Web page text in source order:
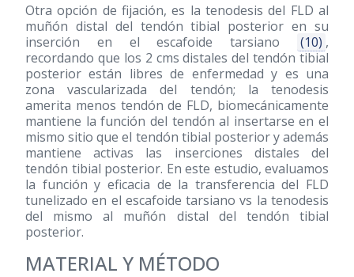
Otra opción de fijación, es la tenodesis del FLD al
muñón distal del tendón tibial posterior en su
inserción en el escafoide tarsiano
(10) ,
recordando que los 2 cms distales del tendón tibial
posterior están libres de enfermedad y es una
zona vascularizada del tendón; la tenodesis
amerita menos tendón de FLD, biomecánicamente
mantiene la función del tendón al insertarse en el
mismo sitio que el tendón tibial posterior y además
mantiene activas las inserciones distales del
tendón tibial posterior. En este estudio, evaluamos
la función y eficacia de la transferencia del FLD
tunelizado en el escafoide tarsiano vs la tenodesis
del mismo al muñón distal del tendón tibial
posterior.
MATERIAL Y MÉTODO